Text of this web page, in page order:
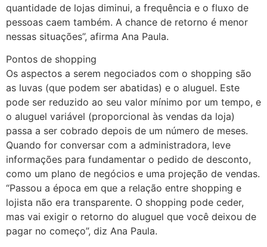
quantidade de lojas diminui, a frequência e o fluxo de
pessoas caem também. A chance de retorno é menor
nessas situações”, afirma Ana Paula.
Pontos de shopping
Os aspectos a serem negociados com o shopping são
as luvas (que podem ser abatidas) e o aluguel. Este
pode ser reduzido ao seu valor mínimo por um tempo, e
o aluguel variável (proporcional às vendas da loja)
passa a ser cobrado depois de um número de meses.
Quando for conversar com a administradora, leve
informações para fundamentar o pedido de desconto,
como um plano de negócios e uma projeção de vendas.
“Passou a época em que a relação entre shopping e
lojista não era transparente. O shopping pode ceder,
mas vai exigir o retorno do aluguel que você deixou de
pagar no começo”, diz Ana Paula.